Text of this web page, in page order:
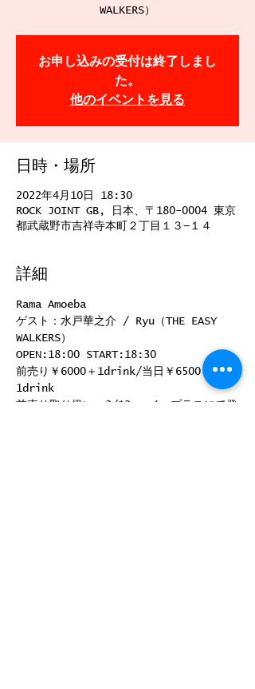
WALKERS）
お申し込みの受付は終了しまし
た。
他のイベントを見る
日時・場所
2022年4月10日 18:30
ROCK JOINT GB, 日本、〒180-0004 東京
都武蔵野市吉祥寺本町２丁目１３−１４
詳細
Rama Amoeba
ゲスト：水戸華之介 / Ryu（THE EASY
WALKERS）
OPEN:18:00 START:18:30
前売り￥6000＋1drink/当日￥6500＋
1drink
前売り取り扱い：3/12～ イープラスにて発